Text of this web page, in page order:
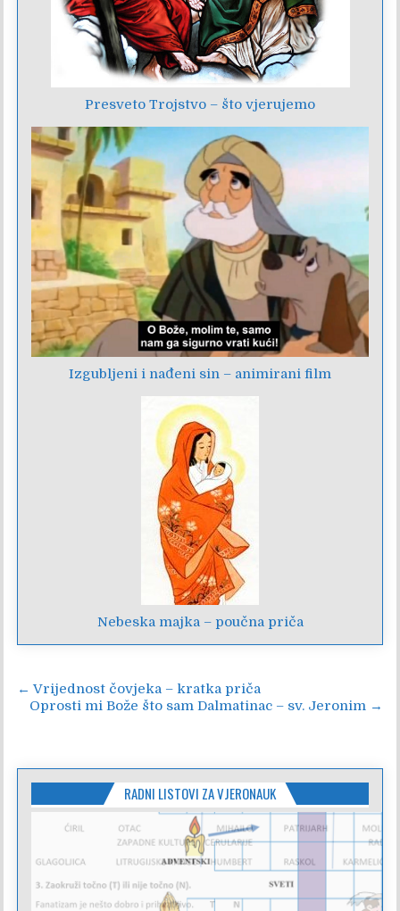
Presveto Trojstvo – što vjerujemo
Izgubljeni i nađeni sin – animirani film
Nebeska majka – poučna priča
Navigacija
objava
← Vrijednost čovjeka – kratka priča
Oprosti mi Bože što sam Dalmatinac – sv. Jeronim →
RADNI LISTOVI ZA VJERONAUK